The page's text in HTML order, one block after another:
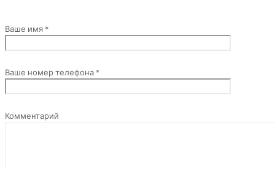
Комментарий
Ваше имя *
Ваше номер телефона *